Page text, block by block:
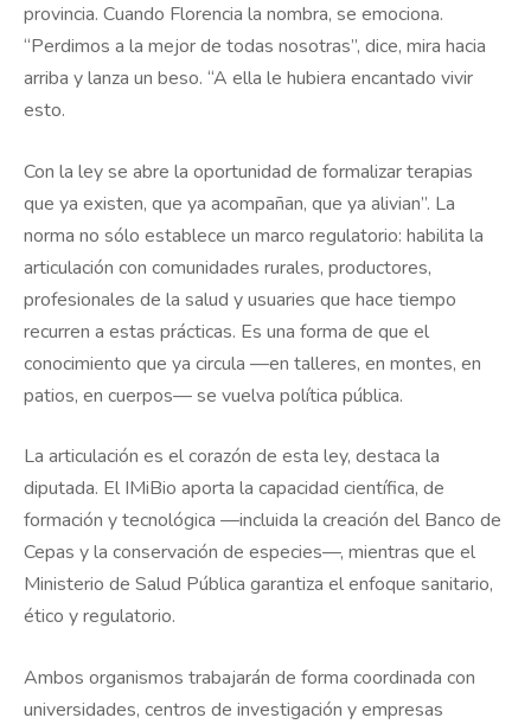
provincia. Cuando Florencia la nombra, se emociona.
“Perdimos a la mejor de todas nosotras”, dice, mira hacia
arriba y lanza un beso. “A ella le hubiera encantado vivir
esto.
Con la ley se abre la oportunidad de formalizar terapias
que ya existen, que ya acompañan, que ya alivian”. La
norma no sólo establece un marco regulatorio: habilita la
articulación con comunidades rurales, productores,
profesionales de la salud y usuaries que hace tiempo
recurren a estas prácticas. Es una forma de que el
conocimiento que ya circula —en talleres, en montes, en
patios, en cuerpos— se vuelva política pública.
La articulación es el corazón de esta ley, destaca la
diputada. El IMiBio aporta la capacidad científica, de
formación y tecnológica —incluida la creación del Banco de
Cepas y la conservación de especies—, mientras que el
Ministerio de Salud Pública garantiza el enfoque sanitario,
ético y regulatorio.
Ambos organismos trabajarán de forma coordinada con
universidades, centros de investigación y empresas